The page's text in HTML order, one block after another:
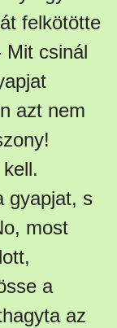
felkötötte
Mit csinál
azt nem
gyapjat, s
most
a
az